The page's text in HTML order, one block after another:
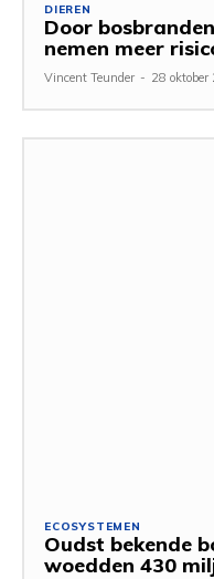
DIEREN
Door
nemen meer
Vincent Teunder - 28 oktober
ECOSYSTEMEN
Oudst bekende
woedden 430